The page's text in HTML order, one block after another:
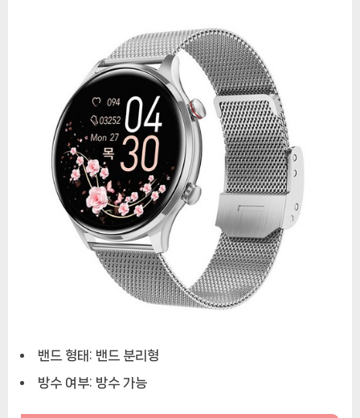
밴드 형태: 밴드 분리형
방수 여부: 방수 가능